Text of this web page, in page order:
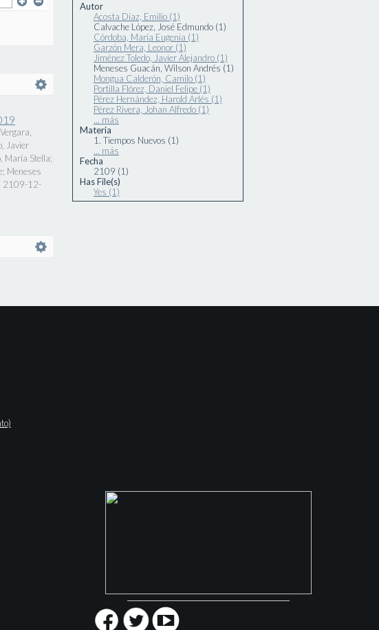
Javier
María Stella;
; Meneses
2109-12-
Autor
Acosta Díaz, Emilio (1)
Calvache López, José Edmundo (1)
Córdoba, María Eugenia (1)
Garzón Mera, Leonor (1)
Jiménez Toledo, Javier Alejandro (1)
Meneses Guacán, Wilson Andrés (1)
Mongua Calderón, Camilo (1)
Portilla Flórez, Daniel Felipe (1)
Pérez Hernández, Harold Arlés (1)
Pérez Rivera, Johan Alfredo (1)
... más
Materia
1. Tiempos Nuevos (1)
... más
Fecha
2109 (1)
Has File(s)
Yes (1)